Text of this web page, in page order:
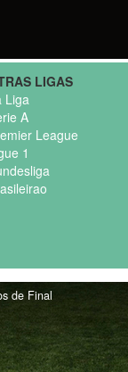
LIGAS
Liga
A
League
1
de Final